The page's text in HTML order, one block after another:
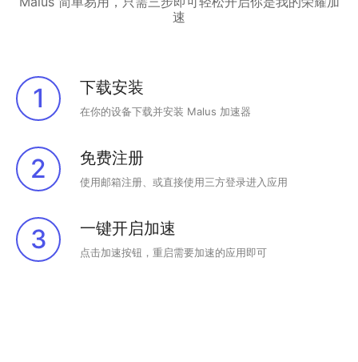
速
1 下载安装
在你的设备下载并安装 Malus 加速器
2 免费注册
使用邮箱注册、或直接使用三方登录进入应用
3 一键开启加速
点击加速按钮，重启需要加速的应用即可